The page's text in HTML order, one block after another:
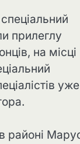
прилеглу
на місці
уже
районі